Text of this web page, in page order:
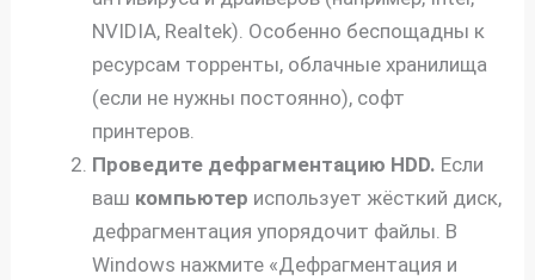
NVIDIA, Realtek). Особенно беспощадны к
ресурсам торренты, облачные хранилища
(если не нужны постоянно), софт
принтеров.
Проведите дефрагментацию HDD. Если
ваш компьютер использует жёсткий диск,
дефрагментация упорядочит файлы. В
Windows нажмите «Дефрагментация и